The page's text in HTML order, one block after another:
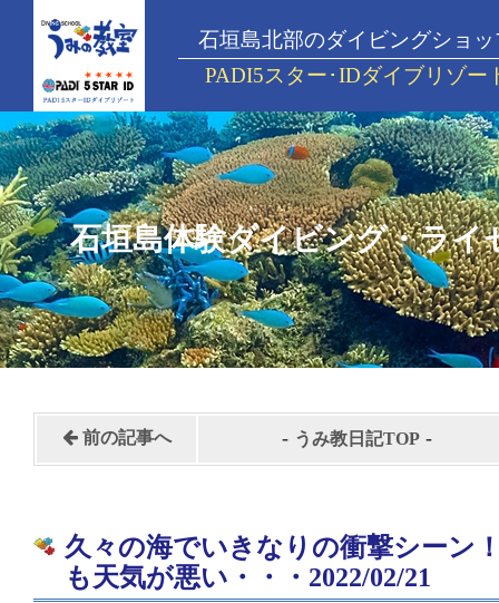
石垣島北部のダイビングショッ
PADI5スター･IDダイブリゾー
石垣島体験ダイビング・ライ
前の記事へ - うみ教日記TOP -
久々の海でいきなりの衝撃シーン
も天気が悪い・・・2022/02/21